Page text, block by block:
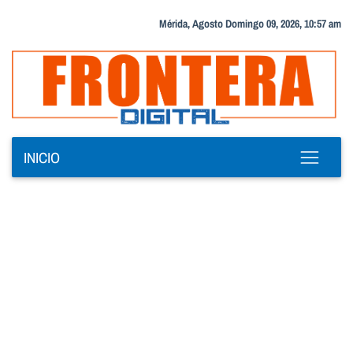
Mérida, Agosto Domingo 09, 2026, 10:57 am
INICIO